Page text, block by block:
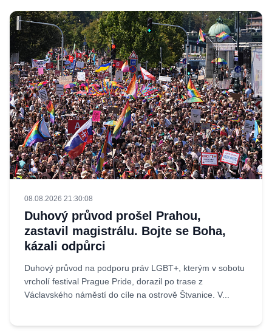
08.08.2026 21:30:08
Duhový průvod prošel Prahou,
zastavil magistrálu. Bojte se Boha,
kázali odpůrci
Duhový průvod na podporu práv LGBT+, kterým v sobotu
vrcholí festival Prague Pride, dorazil po trase z
Václavského náměstí do cíle na ostrově Štvanice. V...